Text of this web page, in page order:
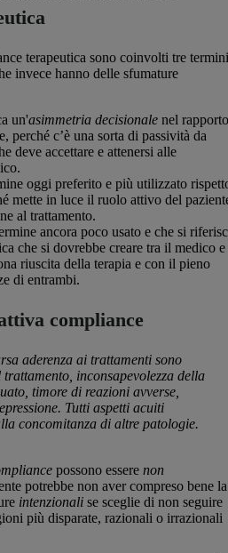
terapeutica sono coinvolti tre termini
invece hanno delle sfumature
un'asimmetria decisionale nel rapporto
perché c’è una sorta di passività da
deve accettare e attenersi alle
oggi preferito e più utilizzato
mette in luce il ruolo attivo del
al trattamento.
ancora poco usato e che si
che si dovrebbe creare tra il medico e
riuscita della terapia e con il pieno
di entrambi.
compliance
aderenza ai trattamenti sono
inconsapevolezza della
timore di reazioni avverse,
Tutti aspetti acuiti
concomitanza di altre patologie.
possono essere non
potrebbe non aver compreso bene la
intenzionali se sceglie di non seguire
più disparate, razionali o irrazionali